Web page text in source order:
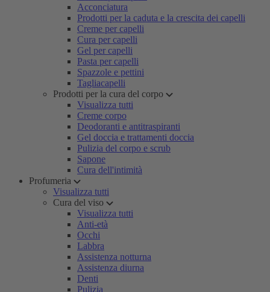
Acconciatura
Prodotti per la caduta e la crescita dei capelli
Creme per capelli
Cura per capelli
Gel per capelli
Pasta per capelli
Spazzole e pettini
Tagliacapelli
Prodotti per la cura del corpo
Visualizza tutti
Creme corpo
Deodoranti e antitraspiranti
Gel doccia e trattamenti doccia
Pulizia del corpo e scrub
Sapone
Cura dell'intimità
Profumeria
Visualizza tutti
Cura del viso
Visualizza tutti
Anti-età
Occhi
Labbra
Assistenza notturna
Assistenza diurna
Denti
Pulizia